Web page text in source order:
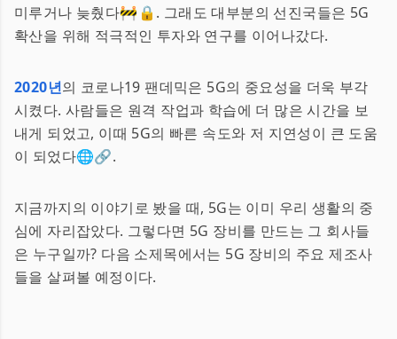
미루거나 늦췄다🚧🔒. 그래도 대부분의 선진국들은 5G
확산을 위해 적극적인 투자와 연구를 이어나갔다.
2020년의 코로나19 팬데믹은 5G의 중요성을 더욱 부각
시켰다. 사람들은 원격 작업과 학습에 더 많은 시간을 보
내게 되었고, 이때 5G의 빠른 속도와 저 지연성이 큰 도움
이 되었다🌐🔗.
지금까지의 이야기로 봤을 때, 5G는 이미 우리 생활의 중
심에 자리잡았다. 그렇다면 5G 장비를 만드는 그 회사들
은 누구일까? 다음 소제목에서는 5G 장비의 주요 제조사
들을 살펴볼 예정이다.